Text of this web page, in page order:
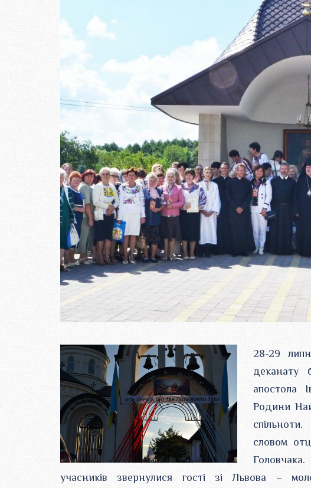
28-29
деканату
апостола
Родини
словом
учасників звернулися гості зі Львова –